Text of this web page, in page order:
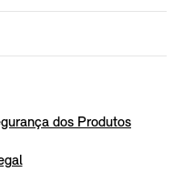
dos Produtos